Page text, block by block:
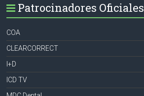
Patrocinadores Oficiales
COA
CLEARCORRECT
I+D
ICD TV